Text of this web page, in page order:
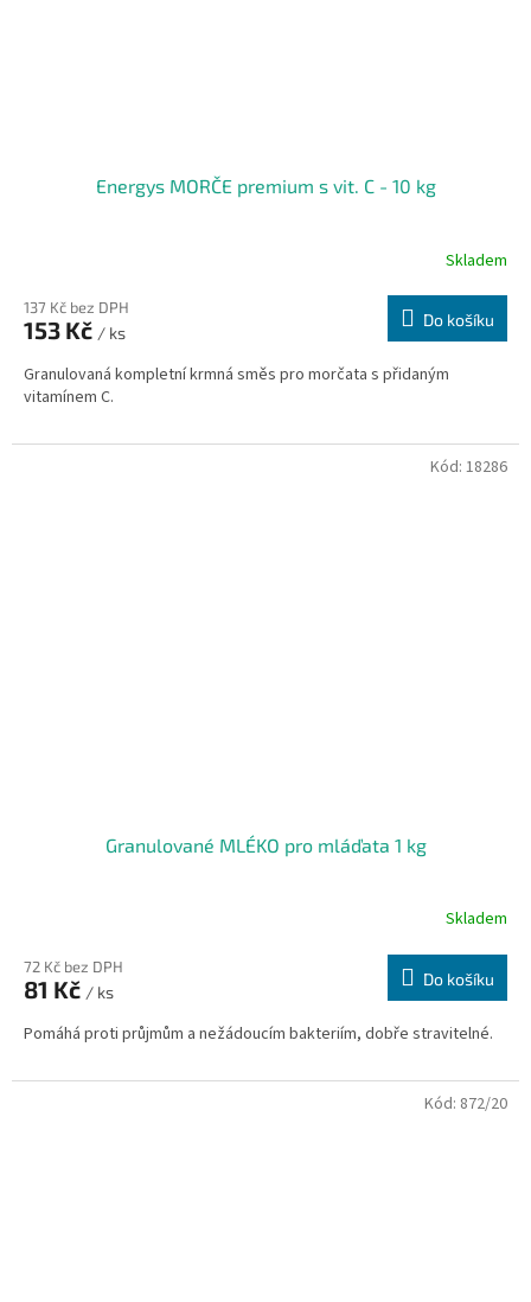
Energys MORČE premium s vit. C - 10 kg
Skladem
137 Kč bez DPH
153 Kč / ks
Do košíku
Granulovaná kompletní krmná směs pro morčata s přidaným
vitamínem C.
Granulované MLÉKO pro mláďata 1 kg
Skladem
72 Kč bez DPH
81 Kč / ks
Do košíku
Pomáhá proti průjmům a nežádoucím bakteriím, dobře stravitelné.
Kód: 18286
Kód: 872/20